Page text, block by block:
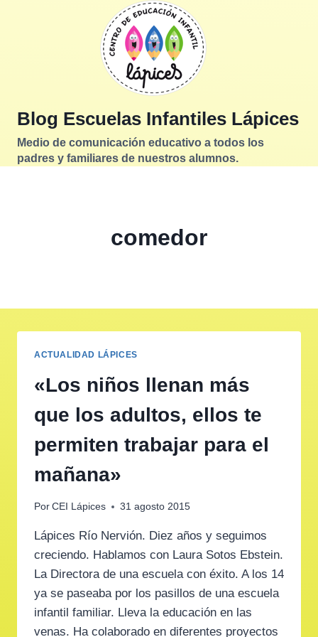
Blog Escuelas Infantiles Lápices
Medio de comunicación educativo a todos los
padres y familiares de nuestros alumnos.
comedor
ACTUALIDAD LÁPICES
«Los niños llenan más
que los adultos, ellos te
permiten trabajar para el
mañana»
Por CEI Lápices 31 agosto 2015
Lápices Río Nervión. Diez años y seguimos
creciendo. Hablamos con Laura Sotos Ebstein.
La Directora de una escuela con éxito. A los 14
ya se paseaba por los pasillos de una escuela
infantil familiar. Lleva la educación en las
venas. Ha colaborado en diferentes proyectos